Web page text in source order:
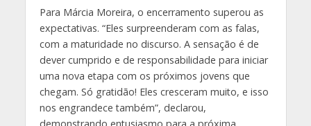
Para Márcia Moreira, o encerramento superou as
expectativas. “Eles surpreenderam com as falas,
com a maturidade no discurso. A sensação é de
dever cumprido e de responsabilidade para iniciar
uma nova etapa com os próximos jovens que
chegam. Só gratidão! Eles cresceram muito, e isso
nos engrandece também”, declarou,
demonstrando entusiasmo para a próxima